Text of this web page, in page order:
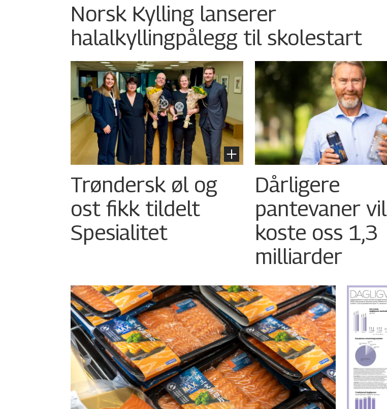
Norsk Kylling lanserer
halalkylling­pålegg til skolestart
Trøndersk øl og
ost fikk tildelt
Spesialitet
Dårligere
pantevaner vil
koste oss 1,3
milliarder